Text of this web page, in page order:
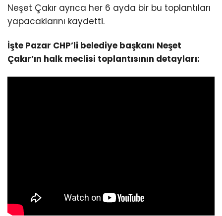
Neşet Çakır ayrıca her 6 ayda bir bu toplantıları
yapacaklarını kaydetti.
İşte Pazar CHP’li belediye başkanı Neşet
Çakır’ın halk meclisi toplantısının detayları: